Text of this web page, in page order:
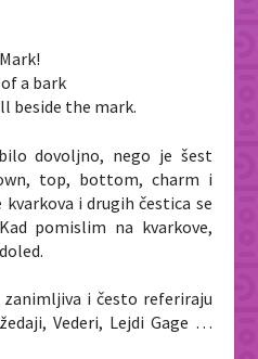
a bark
beside the mark.
dovoljno, nego je šest
top, bottom, charm i
i drugih čestica se
pomislim na kvarkove,
i često referiraju
Vederi, Lejdi Gage …